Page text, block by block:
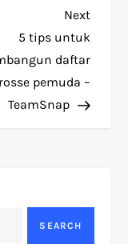
Next
Post
Next
5 tips untuk
daftar
pemuda –
TeamSnap
SEARCH